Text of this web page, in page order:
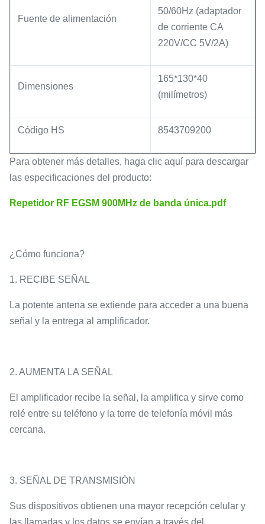
Fuente de alimentación
50/60Hz (adaptador
de corriente CA
220V/CC 5V/2A)
Dimensiones
165*130*40
(milímetros)
Código HS 8543709200
Para obtener más detalles, haga clic aquí para descargar
las especificaciones del producto:
Repetidor RF EGSM 900MHz de banda única.pdf
¿Cómo funciona?
1. RECIBE SEÑAL ​
La potente antena se extiende para acceder a una buena
señal y la entrega al amplificador. ​ ​
2. AUMENTA LA SEÑAL ​
El amplificador recibe la señal, la amplifica y sirve como
relé entre su teléfono y la torre de telefonía móvil más
cercana. ​ ​
3. SEÑAL DE TRANSMISIÓN ​
Sus dispositivos obtienen una mayor recepción celular y
las llamadas y los datos se envían a través del